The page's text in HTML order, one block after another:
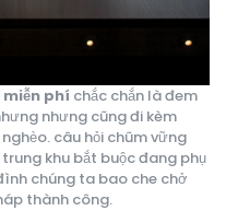
phí chắc chắn là đem
nhưng cũng đi kèm
câu hỏi chũm vững
khu bắt buộc đang phụ
chúng ta bao che chở
thành công.